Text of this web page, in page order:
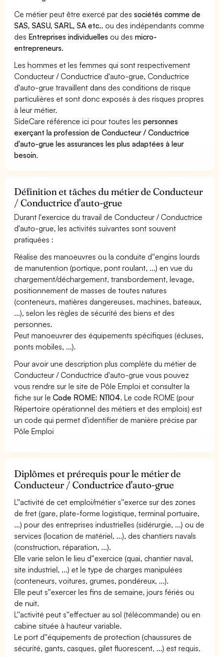
Ce métier peut être exercé par dessociétés comme de
SAS, SASU, SARL, SA etc.. ou des indépendants comme
des Entreprises individuelles ou desmicro-
entrepreneurs.
Les hommes et les femmes qui sont respectivement
Conducteur / Conductrice d'auto-grue, Conductrice
d'auto-grue travaillent dans des conditions de risque
particulières et sont donc exposés à des risques propres
à leur métier.
SideCare référence ici pour toutes lespersonnes
exerçant la profession de Conducteur / Conductrice
d'auto-grue les assurances les plus adaptées à leur
besoin.
Définition et tâches du métier de Conducteur
/ Conductrice d'auto-grue
Durant l'exercice du travail de Conducteur / Conductrice
d'auto-grue, les activités suivantes sont souvent
pratiquées :
Réalise des manoeuvres ou la conduite d''engins lourds
de manutention (portique, pont roulant, ...) en vue du
chargement/déchargement, transbordement, levage,
positionnement de masses de toutes natures
(conteneurs, matières dangereuses, machines, bateaux,
...), selon les règles de sécurité des biens et des
personnes.
Peut manoeuvrer des équipements spécifiques (écluses,
ponts mobiles, ...).
Pour avoir une description plus complète du métier de
Conducteur / Conductrice d'auto-grue vous pouvez
vous rendre sur le site de Pôle Emploi et consulter la
fiche sur leCode ROME: N1104. Le code ROME (pour
Répertoire opérationnel des métiers et des emplois) est
un code qui permet d'identifier de manière précise par
Pôle Emploi
Diplômes et prérequis pour le métier de
Conducteur / Conductrice d'auto-grue
L''activité de cet emploi/métier s''exerce sur des zones
de fret (gare, plate-forme logistique, terminal portuaire,
...) pour des entreprises industrielles (sidérurgie, ...) ou de
services (location de matériel, ...), des chantiers navals
(construction, réparation, ...).
Elle varie selon le lieu d''exercice (quai, chantier naval,
site industriel, ...) et le type de charges manipulées
(conteneurs, voitures, grumes, pondéreux, ...).
Elle peut s''exercer les fins de semaine, jours fériés ou
de nuit.
L''activité peut s''effectuer au sol (télécommande) ou en
cabine située à hauteur variable.
Le port d''équipements de protection (chaussures de
sécurité, gants, casques, gilet fluorescent, ...) est requis.